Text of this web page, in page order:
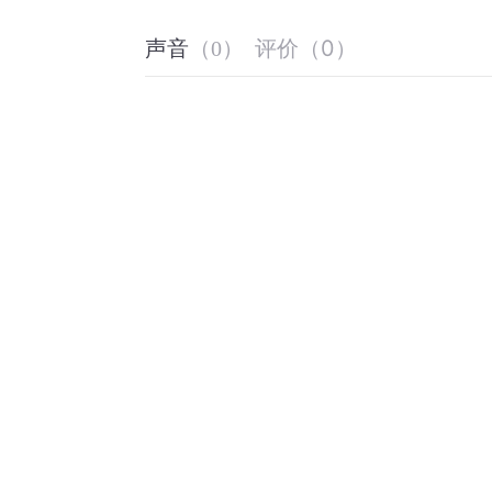
声音 （0） 评价 （0 ）